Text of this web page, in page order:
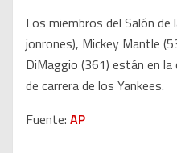
Los miembros del Salón de
jonrones), Mickey Mantle
DiMaggio (361) están en
de carrera de los Yankees.
Fuente: AP